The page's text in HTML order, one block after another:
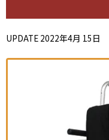
UPDATE 2022年4月 15日